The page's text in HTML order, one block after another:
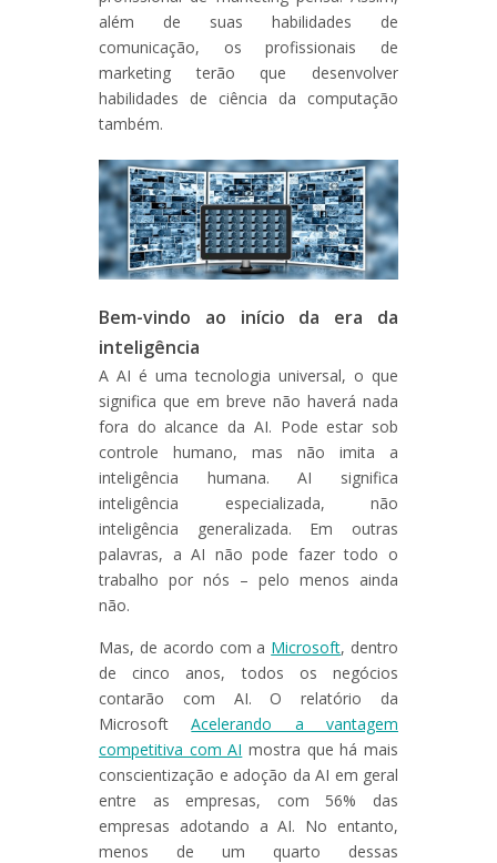
além de suas habilidades de
comunicação, os profissionais de
marketing terão que desenvolver
habilidades de ciência da computação
também.
Bem-vindo ao início da era da
inteligência
A AI é uma tecnologia universal, o que
significa que em breve não haverá nada
fora do alcance da AI. Pode estar sob
controle humano, mas não imita a
inteligência humana. AI significa
inteligência especializada, não
inteligência generalizada. Em outras
palavras, a AI não pode fazer todo o
trabalho por nós – pelo menos ainda
não.
Mas, de acordo com a Microsoft, dentro
de cinco anos, todos os negócios
contarão com AI. O relatório da
MicrosoftAcelerando a vantagem
competitiva com AI mostra que há mais
conscientização e adoção da AI em geral
entre as empresas, com 56% das
empresas adotando a AI. No entanto,
menos de um quarto dessas